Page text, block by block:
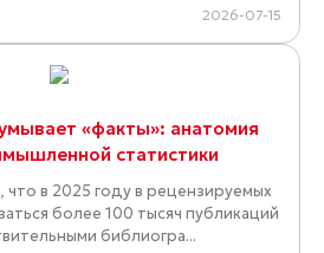
2026-07-15
«факты»: анатомия
статистики
что в 2025 году в рецензируемых
более 100 тысяч публикаций
библиогра...